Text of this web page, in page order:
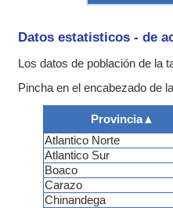
Datos estatisticos - de
Los datos de población de la
Pincha en el encabezado de
Provincia▲
Atlantico Norte
Atlantico Sur
Boaco
Carazo
Chinandega